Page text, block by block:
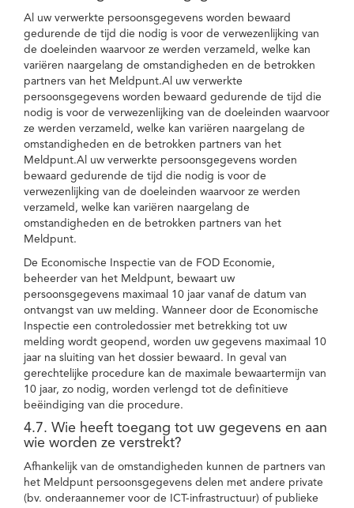
Al uw verwerkte persoonsgegevens worden bewaard
gedurende de tijd die nodig is voor de verwezenlijking van
de doeleinden waarvoor ze werden verzameld, welke kan
variëren naargelang de omstandigheden en de betrokken
partners van het Meldpunt.Al uw verwerkte
persoonsgegevens worden bewaard gedurende de tijd die
nodig is voor de verwezenlijking van de doeleinden waarvoor
ze werden verzameld, welke kan variëren naargelang de
omstandigheden en de betrokken partners van het
Meldpunt.Al uw verwerkte persoonsgegevens worden
bewaard gedurende de tijd die nodig is voor de
verwezenlijking van de doeleinden waarvoor ze werden
verzameld, welke kan variëren naargelang de
omstandigheden en de betrokken partners van het
Meldpunt.
De Economische Inspectie van de FOD Economie,
beheerder van het Meldpunt, bewaart uw
persoonsgegevens maximaal 10 jaar vanaf de datum van
ontvangst van uw melding. Wanneer door de Economische
Inspectie een controledossier met betrekking tot uw
melding wordt geopend, worden uw gegevens maximaal 10
jaar na sluiting van het dossier bewaard. In geval van
gerechtelijke procedure kan de maximale bewaartermijn van
10 jaar, zo nodig, worden verlengd tot de definitieve
beëindiging van die procedure.
4.7. Wie heeft toegang tot uw gegevens en aan
wie worden ze verstrekt?
Afhankelijk van de omstandigheden kunnen de partners van
het Meldpunt persoonsgegevens delen met andere private
(bv. onderaannemer voor de ICT-infrastructuur) of publieke